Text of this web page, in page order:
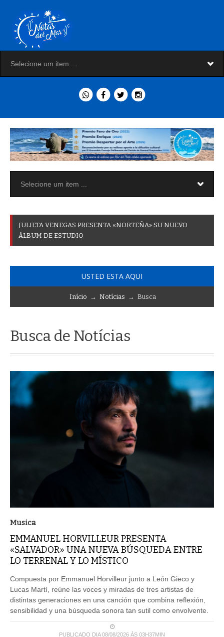
JULIETA VENEGAS PRESENTA «NORTEÑA» SU NUEVO
ÁLBUM DE ESTUDIO
USTED ESTA AQUI
Início → Notícias → Busca
Busca de Notícias
Musica
EMMANUEL HORVILLEUR PRESENTA
«SALVADOR» UNA NUEVA BÚSQUEDA ENTRE
LO TERRENAL Y LO MÍSTICO
Compuesta por Emmanuel Horvilleur junto a León Gieco y
Lucas Martí, reúne las voces y miradas de tres artistas de
distintas generaciones en una canción que combina reflexión,
sensibilidad y una búsqueda sonora tan sutil como envolvente.
PUBLICADO DIA 08/08/2026 ÀS 03H37MIN